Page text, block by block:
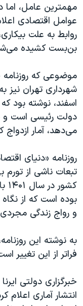
مهمترین عامل، اما
عوامل اقتصادی
روابط به علت
بن‌بست کشیده
موضوعی که روزنامه
اسفند، نوشته بود که
دولت رئیسی است و
می‌دهد، آمار
تبعات ناشی از تورم
بوده است که از
و رواج زندگی
به نوشته این
فراتر از این تغییر